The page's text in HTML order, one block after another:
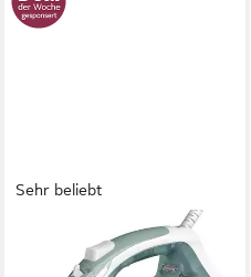
Sehr beliebt
Dampfbügeleisen FV2C42